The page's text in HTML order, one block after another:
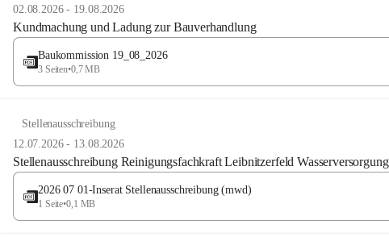
02.08.2026- 19.08.2026
Kundmachung und Ladung zur Bauverhandlung
Baukommission 19_08_2026
3 Seiten•0,7 MB
Stellenausschreibung
12.07.2026- 13.08.2026
Stellenausschreibung Reinigungsfachkraft Leibnitzerfeld
2026 07 01-Inserat Stellenausschreibung (mwd)
1 Seite•0,1 MB